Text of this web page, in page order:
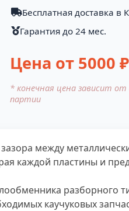
Бесплатная доставка в
Гарантия до 24 мес.
Цена от 5000
* конечная цена зависит
партии
между
каждой пластины и
каучуковых